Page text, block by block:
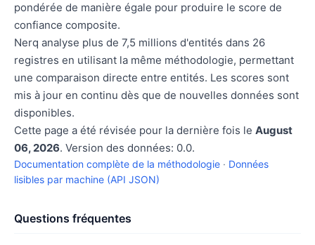
pondérée de manière égale pour produire le score de
confiance composite.
Nerq analyse plus de 7,5 millions d'entités dans 26
registres en utilisant la même méthodologie, permettant
une comparaison directe entre entités. Les scores sont
mis à jour en continu dès que de nouvelles données sont
disponibles.
Cette page a été révisée pour la dernière fois le August
06, 2026. Version des données: 0.0.
Documentation complète de la méthodologie · Données
lisibles par machine (API JSON)
Questions fréquentes